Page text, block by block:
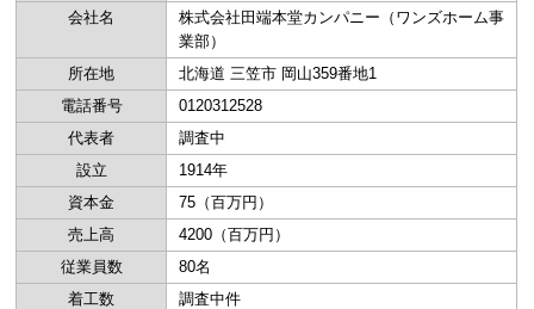
会社名
株式会社田端本堂カンパニー（ワンズホーム事
業部）
所在地
北海道 三笠市 岡山359番地1
電話番号
0120312528
代表者
調査中
設立
1914年
資本金
75（百万円）
売上高
4200（百万円）
従業員数
80名
着工数
調査中件